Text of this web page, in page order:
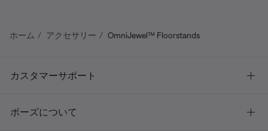
ホーム アクセサリー OmniJewel™ Floorstands
カスタマーサポート
ボーズについて